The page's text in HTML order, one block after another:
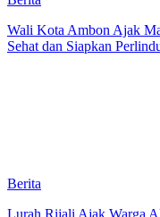
Wali Kota Ambon Ajak
Sehat dan Siapkan
Berita